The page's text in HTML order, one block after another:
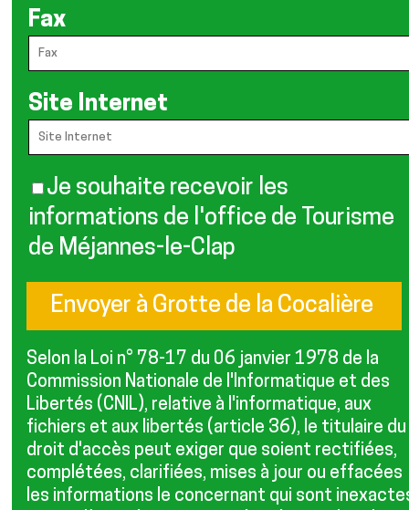
Fax
Site Internet
Je souhaite recevoir les
informations de l'office de Tourisme
de Méjannes-le-Clap
Selon la Loi n° 78-17 du 06 janvier 1978 de la
Commission Nationale de l'Informatique et des
Libertés (CNIL), relative à l'informatique, aux
fichiers et aux libertés (article 36), le titulaire du
droit d'accès peut exiger que soient rectifiées,
complétées, clarifiées, mises à jour ou effacées
les informations le concernant qui sont